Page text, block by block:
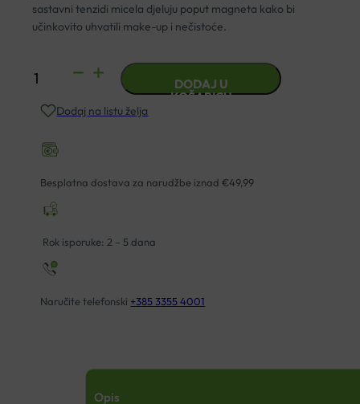
sastavni tenzidi micela djeluju poput magneta kako bi
učinkovito uhvatili make-up i nečistoće.
URIAGE
MICELARNA
ZA
ČIŠČENJE
KOŽE
SKLONE
CRVENILU
DODAJ U
KOŠARICU
Dodaj na listu želja
Besplatna dostava za narudžbe iznad €49,99
Rok isporuke: 2 – 5 dana
Naručite telefonski +385 3355 4001
Opis